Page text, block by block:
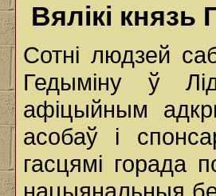
Вялікі князь
Сотні людзей
Гедыміну ў
афіцыйным
асобаў і
гасцямі горада